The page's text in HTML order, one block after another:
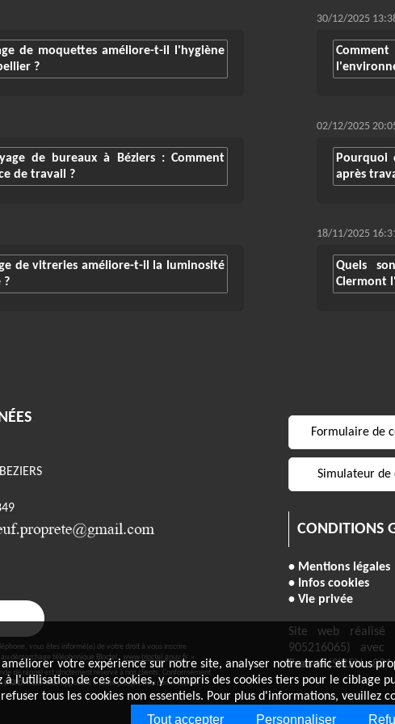
améliorer votre expérience sur notre site, analyser notre trafic et vous
à l'utilisation de ces cookies, y compris des cookies tiers pour le ciblage
tous les cookies non essentiels. Pour plus d'informations, veuillez
Tout accepter Personnaliser
de moquettes améliore-t-il l'hygiène
?
30/12/2025
de bureaux à Béziers : Comment
de travail ?
02/12/2025
Pourquoi
après
de vitreries améliore-t-il la luminosité
?
18/11/2025
Quels
Clermont
vous êtes informé(e) de votre droit à vous inscrire
démarchage téléphonique Bloctel :www.bloctel.gouv.fr. »
de rappel est strictement réservé à nos clients. Conformément
RGPD, nous nous opposons à toute prospection commerciale.
Formulaire de
Simulateur de
CONDITIONS
• Mentions légales
• Infos cookies
• Vie privée
Site web réalisé
905216065) avec
France(SIREN :